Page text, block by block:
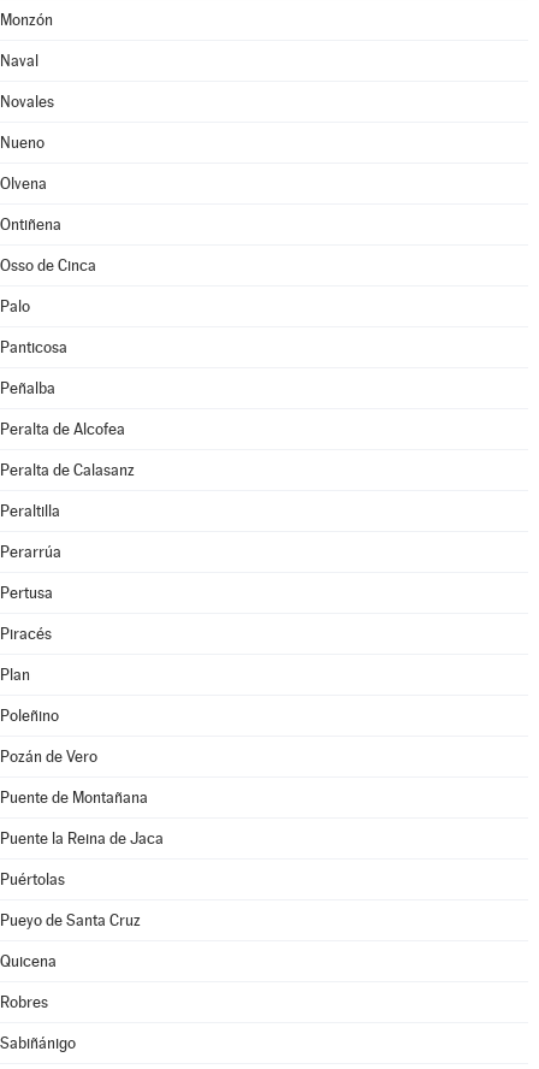
Monzón
Naval
Novales
Nueno
Olvena
Ontiñena
Osso de Cinca
Palo
Panticosa
Peñalba
Peralta de Alcofea
Peralta de Calasanz
Peraltilla
Perarrúa
Pertusa
Piracés
Plan
Poleñino
Pozán de Vero
Puente de Montañana
Puente la Reina de Jaca
Puértolas
Pueyo de Santa Cruz
Quicena
Robres
Sabiñánigo